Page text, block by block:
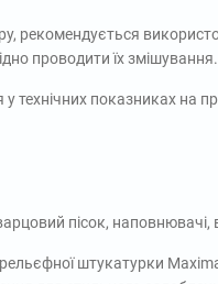
рекомендується
проводити їх змішування.
технічних показниках на
пісок, наповнювачі,
штукатурки